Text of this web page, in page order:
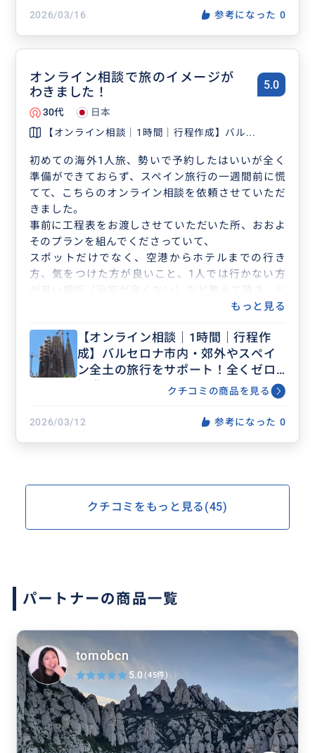
2026/03/16 参考になった 0
オンライン相談で旅のイメージが
わきました！
5.0
30代
日本
【オンライン相談｜1時間｜行程作成】バル...
初めての海外1人旅、勢いで予約したはいいが全く
準備ができておらず、スペイン旅行の一週間前に慌
てて、こちらのオンライン相談を依頼させていただ
きました。
事前に工程表をお渡しさせていただいた所、おおよ
そのプランを組んでくださっていて、
スポットだけでなく、空港からホテルまでの行き
方、気をつけた方が良いこと、1人では行かない方
が良い場所（治安が良くない）など教えて頂き、と
然取っていなかったので、急いだ方が良いというこ
とや買い方まで教えていただいて、その後すぐに予
約ができました。
tomobcnさんに相談してイメージが湧いたかはこ
確になり、個人的には、旅のスタートダッシュに全
能と言う点、何かあった時のことを想像して心強か
もっと見る
【オンライン相談｜1時間｜行程作
成】バルセロナ市内・郊外やスペイ
ン全土の旅行をサポート！全くゼロ
クチコミの商品を見る
2026/03/12 参考になった 0
クチコミをもっと見る(45)
パートナーの商品一覧
tomobcn
5.0(45件)